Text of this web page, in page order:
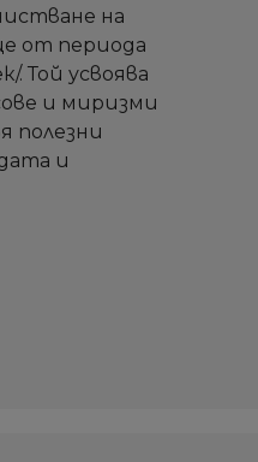
на
от периода
. Той усвоява
и миризми
полезни
и